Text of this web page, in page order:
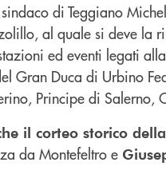
di Teggiano
al quale si deve la
ed eventi legati
Gran Duca di Urbino
Principe di
il corteo storico
da Montefeltro e